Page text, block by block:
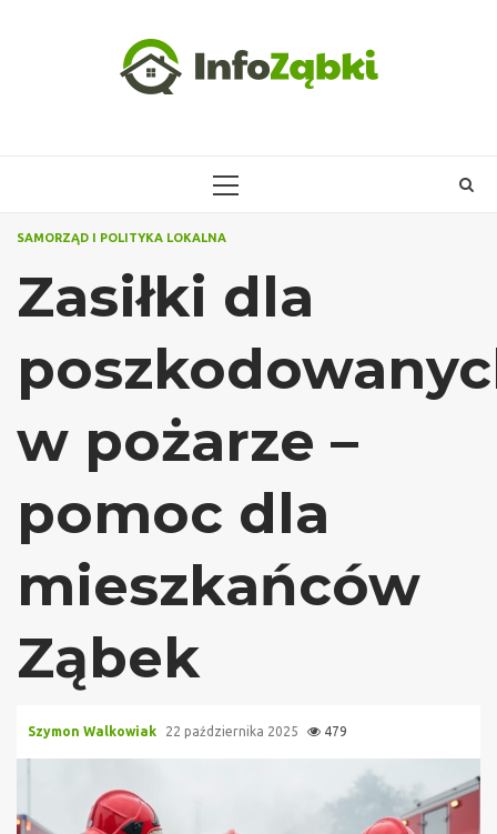
PRIMARY
SAMORZĄD I POLITYKA LOKALNA
Zasiłki dla
w pożarze –
pomoc dla
mieszkańców
Ząbek
Szymon Walkowiak 22 października 2025 479